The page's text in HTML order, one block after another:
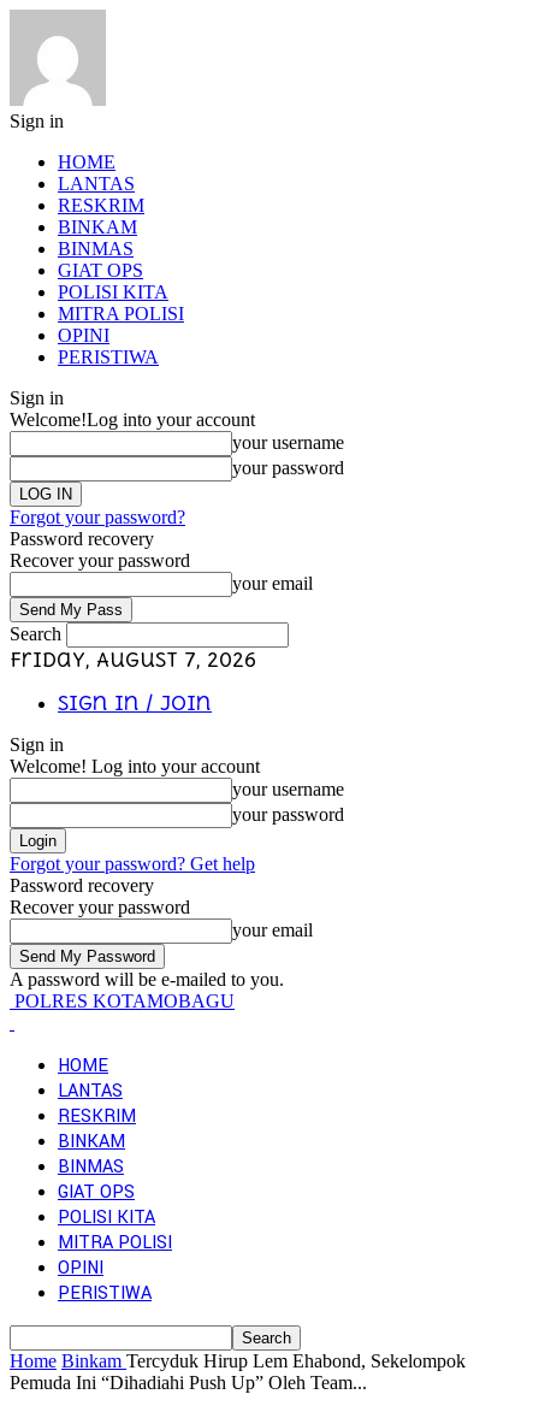
Sign in
HOME
LANTAS
RESKRIM
BINKAM
BINMAS
GIAT OPS
POLISI KITA
MITRA POLISI
OPINI
PERISTIWA
Sign in
Welcome!Log into your account
your username
your password
Forgot your password?
Password recovery
Recover your password
your email
Search
Friday, August 7, 2026
Sign in / Join
Sign in
Welcome! Log into your account
your username
your password
Forgot your password? Get help
Password recovery
Recover your password
your email
A password will be e-mailed to you.
POLRES KOTAMOBAGU
HOME
LANTAS
RESKRIM
BINKAM
BINMAS
GIAT OPS
POLISI KITA
MITRA POLISI
OPINI
PERISTIWA
Home Binkam Tercyduk Hirup Lem Ehabond, Sekelompok
Pemuda Ini “Dihadiahi Push Up” Oleh Team...